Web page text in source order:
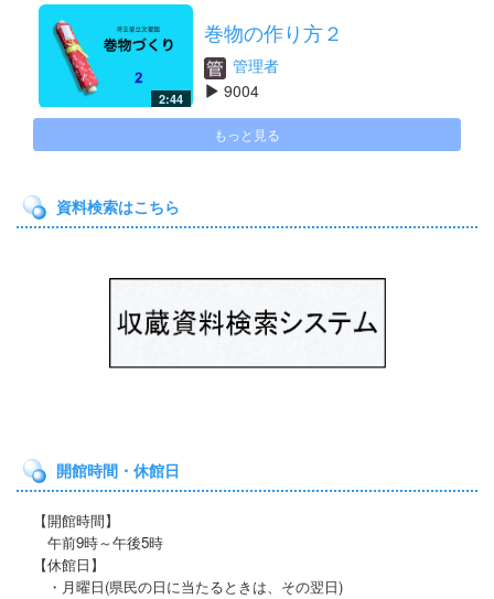
2:44
巻物の作り方２
管理者
9004
もっと見る
資料検索はこちら
開館時間・休館日
【開館時間】
午前9時～午後5時
【休館日】
・月曜日(県民の日に当たると きは、その翌日)